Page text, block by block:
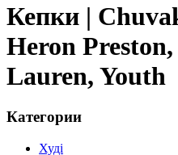
Кепки |
Heron
Lauren, Youth
Категории
Худі